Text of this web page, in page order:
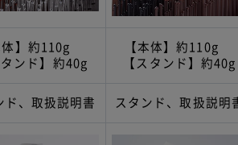
体】約110g
タンド】約40g
【本体】約110g
【スタンド】約40g
ド、取扱説明書 スタンド、取扱説明